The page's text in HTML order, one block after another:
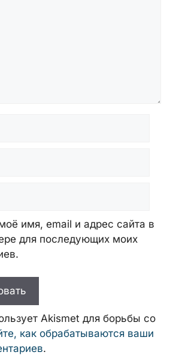
имя, email и адрес сайта в
для последующих моих
Akismet для борьбы со
как обрабатываются ваши
.